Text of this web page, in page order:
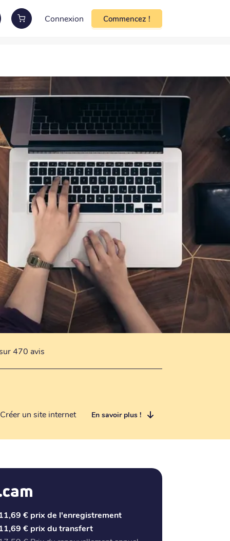
Connexion Commencez !
470 avis
Créer un site internet En savoir plus !
€ prix de l'enregistrement
€ prix du transfert